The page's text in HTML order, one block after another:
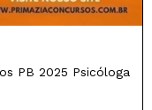
PB 2025 Psicóloga